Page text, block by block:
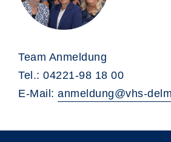
Team Anmeldung
Tel.: 04221-98 18 00
E-Mail: anmeldung@vhs-